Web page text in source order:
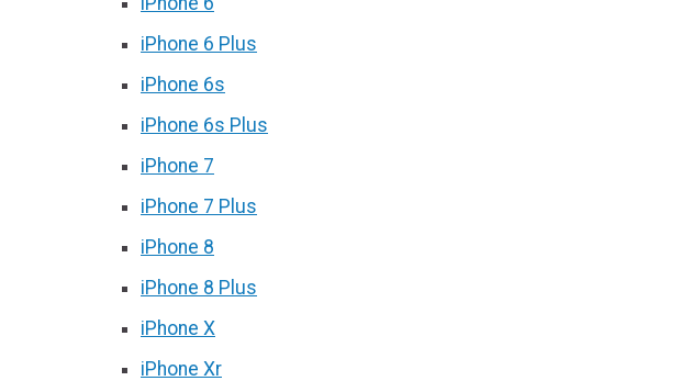
iPhone 6 Plus
iPhone 6s
iPhone 6s Plus
iPhone 7
iPhone 7 Plus
iPhone 8
iPhone 8 Plus
iPhone X
iPhone Xr